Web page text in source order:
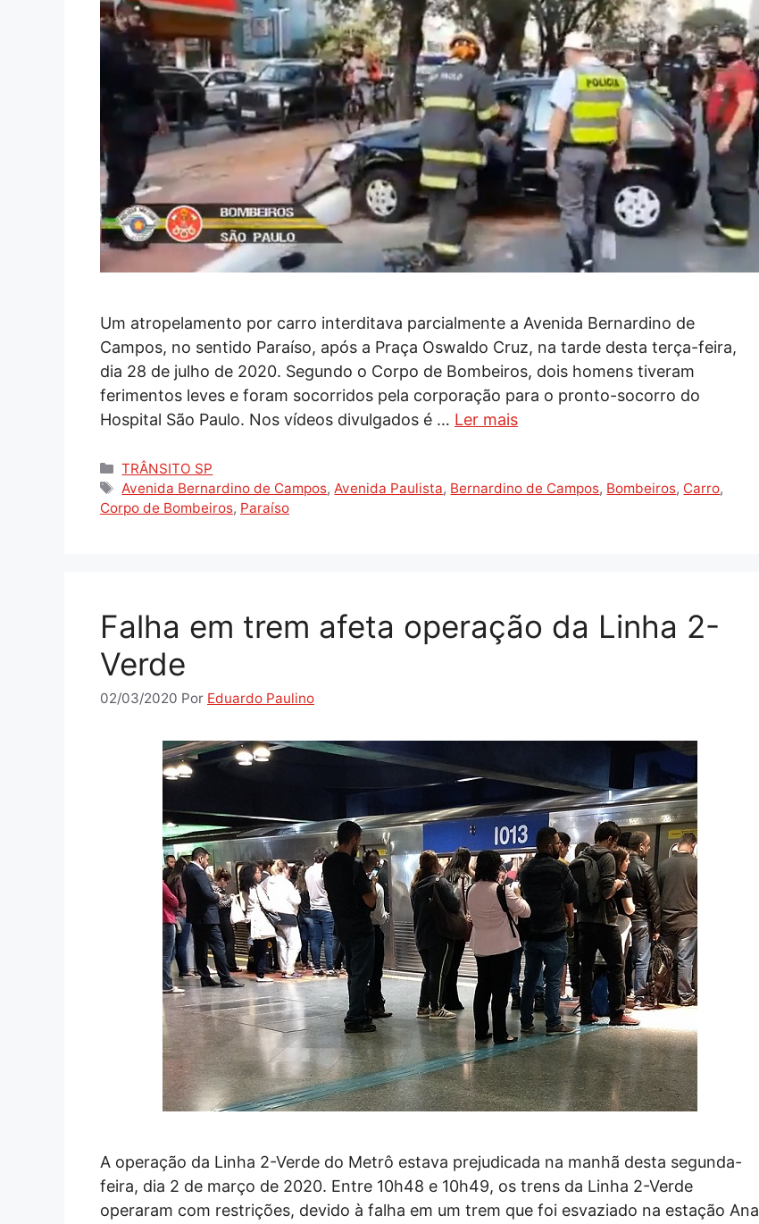
Um atropelamento por carro interditava parcialmente a Avenida Bernardino de
Campos, no sentido Paraíso, após a Praça Oswaldo Cruz, na tarde desta terça-feira,
dia 28 de julho de 2020. Segundo o Corpo de Bombeiros, dois homens tiveram
ferimentos leves e foram socorridos pela corporação para o pronto-socorro do
Hospital São Paulo. Nos vídeos divulgados é … Ler mais
Categorias
TRÂNSITO SP
Tags
Avenida Bernardino de Campos,Avenida Paulista, Bernardino de Campos, Bombeiros, Carro,
Corpo de Bombeiros, Paraíso
Falha em trem afeta operação da Linha 2-
Verde
02/03/2020 Por Eduardo Paulino
A operação da Linha 2-Verde do Metrô estava prejudicada na manhã desta segunda-
feira, dia 2 de março de 2020. Entre 10h48 e 10h49, os trens da Linha 2-Verde
operaram com restrições, devido à falha em um trem que foi esvaziado na estação Ana